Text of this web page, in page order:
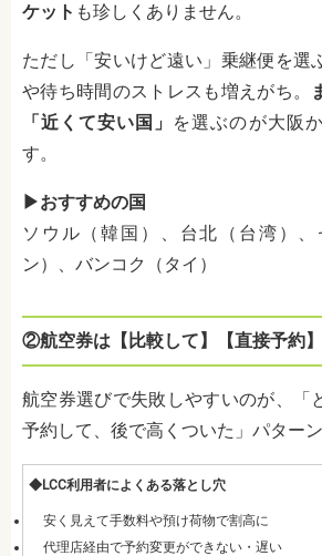
ケット も珍しくありません。
ただし「安いけど遠い」乗継便を選
や待ち時間のストレスも増えがち。
「近くて安い国」 を選ぶのが大阪
す。
▶︎おすすめの国
ソウル（韓国）、台北（台湾）
ン）、バンコク（タイ）
②航空券は【比較して】【直接予約】
航空券選びで失敗しやすいのが、「
予約して、後で高くついた」パターン
◆LCC利用者によくある落とし穴
安く見えて手数料や預け荷物で割高に
代理店経由で予約変更ができない・遅い